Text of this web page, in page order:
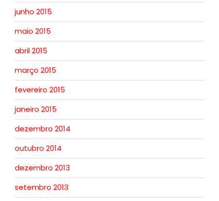
junho 2015
maio 2015
abril 2015
março 2015
fevereiro 2015
janeiro 2015
dezembro 2014
outubro 2014
dezembro 2013
setembro 2013